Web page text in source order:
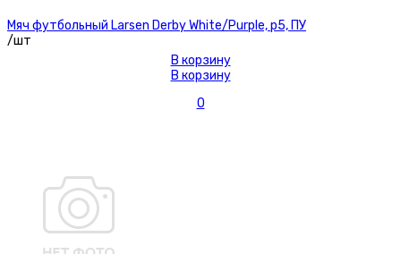
Мяч футбольный Larsen Derby White/Purple, р5, ПУ
/шт
В корзину
В корзину
0